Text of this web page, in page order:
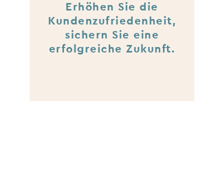
Erhöhen Sie die
Kundenzufriedenheit,
sichern Sie eine
erfolgreiche Zukunft.